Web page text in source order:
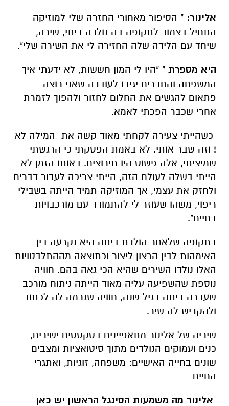
אלינור: " הסיפור מאחורי החזרה שלי למוזיקה
התחיל בצמוד לתקופה בה נולדה ביתי, שירה,
שיחד עם הלידה שלה החזירה לי את השירה שלי".
היא מספרת " "היו לי המון חששות, לא ידעתי איך
המשפחה והחברים יגיבו לעובדה שאני רוצה
פתאום להגשים את החלום לחזור ולהפוך לזמרת
אחרי שכבר הפכתי לאמא.
כשהייתי צעירה לקחתי מאוד קשה את המילה לא
! וזה שבר אותי. לא באמת הפסקתי כי הרגשתי
שמיציתי, אלה פשוט היו תירוצים. באותו הזמן לא
הייתי בשלה לעולם הזה, הייתי צריכה לעבור דברים
ולחזק את עצמי, אך המוזיקה תמיד הייתה בשבילי
ריפוי, משהו שעוזר לי להתמודד עם מורכבויות
בחיים".
בתקופה שלאחר הולדת ביתה היא נקרעה בין
האימהות לבין הרצון ליצור וכתוצאה מההתלבטויות
האלו נולדו השירים שהיא הכי גאה בהם. חוויה
נוספת שהשפיעה עליה מאוד הייתה ניתוח מורכב
שעברה ביתה בגיל שנה, חוויה שגרמה לה לכתוב
ולהקדיש לה שיר.
שיריה של אלינור מתאפיינים בטקסטים ישירים,
כנים ועמוקים הנולדים מתוך סיטואציות ומצבים
שונים בחייה האישיים: משפחה, זוגיות, ואתגרי
החיים
אלינור מה משמעות הסינגל הראשון יש כאן